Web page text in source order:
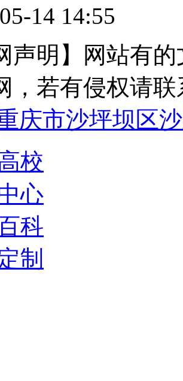
14 14:55
声明】网站有
，若有侵权请联
庆市沙坪坝区
校
心
科
制